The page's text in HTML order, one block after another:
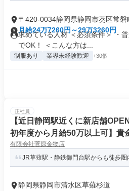
〒420-0034静岡県静岡市葵区常磐
月給24万7260円～29万3260円
求めている人材 ＜必須条件＞ ・
でOK！ ＜こんな方は...
制服あり 業界未経験歓迎 +30個
正社員
【近日静岡駅近くに新店舗
初年度から月給50万以上可】貴
[おたからや]の店舗スタッフ
有限会社菅原金物店
JR草薙駅・静鉄御門台駅からも徒歩
静岡県静岡市清水区草薙杉道